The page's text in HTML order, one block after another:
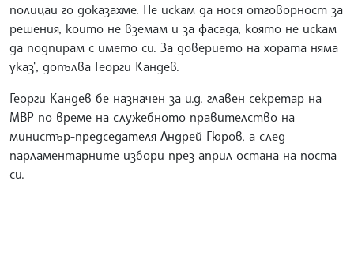
полицаи го доказахме. Не искам да нося отговорност за
решения, които не вземам и за фасада, която не искам
да подпирам с името си. За доверието на хората няма
указ", допълва Георги Кандев.
Георги Кандев бе назначен за и.д. главен секретар на
МВР по време на служебното правителство на
министър-председателя Андрей Гюров, а след
парламентарните избори през април остана на поста
си.